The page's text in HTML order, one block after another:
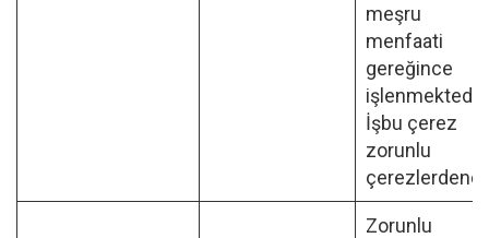
meşru
menfaati
gereğince
İşbu çerez
zorunlu
Zorunlu